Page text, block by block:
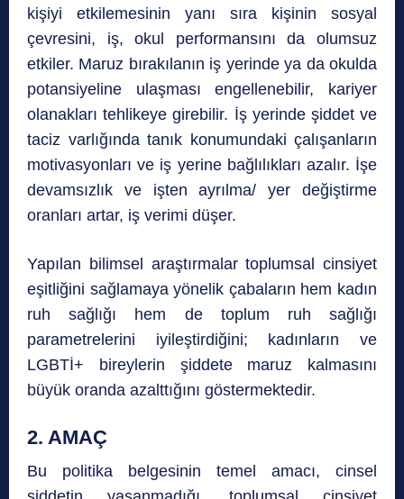
kişiyi etkilemesinin yanı sıra kişinin sosyal
çevresini, iş, okul performansını da olumsuz
etkiler. Maruz bırakılanın iş yerinde ya da okulda
potansiyeline ulaşması engellenebilir, kariyer
olanakları tehlikeye girebilir. İş yerinde şiddet ve
taciz varlığında tanık konumundaki çalışanların
motivasyonları ve iş yerine bağlılıkları azalır. İşe
devamsızlık ve işten ayrılma/ yer değiştirme
oranları artar, iş verimi düşer.
Yapılan bilimsel araştırmalar toplumsal cinsiyet
eşitliğini sağlamaya yönelik çabaların hem kadın
ruh sağlığı hem de toplum ruh sağlığı
parametrelerini iyileştirdiğini; kadınların ve
LGBTİ+ bireylerin şiddete maruz kalmasını
büyük oranda azalttığını göstermektedir.
2. AMAÇ
Bu politika belgesinin temel amacı, cinsel